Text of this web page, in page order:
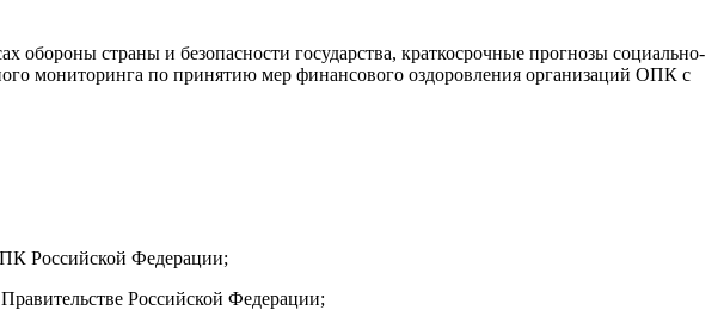
страны и безопасности государства, краткосрочные прогнозы социально-
мониторинга по принятию мер финансового оздоровления организаций ОПК с
Российской Федерации;
Российской Федерации;